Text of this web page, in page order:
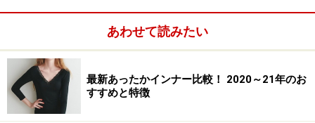
1/2 次のページへ
あわせて読みたい
最新あったかインナー比較！ 2020～21年のお
すすめと特徴